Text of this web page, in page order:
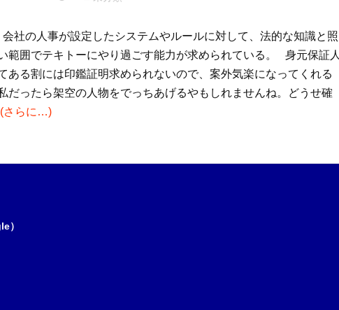
社の人事が設定したシステムやルールに対して、法的な知識と照
範囲でテキトーにやり過ごす能力が求められている。 身元保証人
ある割には印鑑証明求められないので、案外気楽になってくれる
だったら架空の人物をでっちあげるやもしれませんね。どうせ確
(さらに…)
）